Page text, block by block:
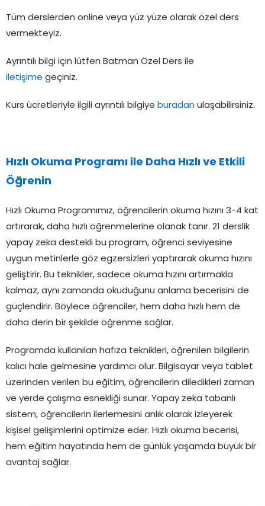
Tüm derslerden online veya yüz yüze olarak özel ders
vermekteyiz.
Ayrıntılı bilgi için lütfen Batman Özel Ders ile
iletişime geçiniz.
Kurs ücretleriyle ilgili ayrıntılı bilgiye buradan ulaşabilirsiniz.
Hızlı Okuma Programı ile Daha Hızlı ve Etkili
Öğrenin
Hızlı Okuma Programımız, öğrencilerin okuma hızını 3-4 kat
artırarak, daha hızlı öğrenmelerine olanak tanır. 21 derslik
yapay zeka destekli bu program, öğrenci seviyesine
uygun metinlerle göz egzersizleri yaptırarak okuma hızını
geliştirir. Bu teknikler, sadece okuma hızını artırmakla
kalmaz, aynı zamanda okuduğunu anlama becerisini de
güçlendirir. Böylece öğrenciler, hem daha hızlı hem de
daha derin bir şekilde öğrenme sağlar.
Programda kullanılan hafıza teknikleri, öğrenilen bilgilerin
kalıcı hale gelmesine yardımcı olur. Bilgisayar veya tablet
üzerinden verilen bu eğitim, öğrencilerin diledikleri zaman
ve yerde çalışma esnekliği sunar. Yapay zeka tabanlı
sistem, öğrencilerin ilerlemesini anlık olarak izleyerek
kişisel gelişimlerini optimize eder. Hızlı okuma becerisi,
hem eğitim hayatında hem de günlük yaşamda büyük bir
avantaj sağlar.